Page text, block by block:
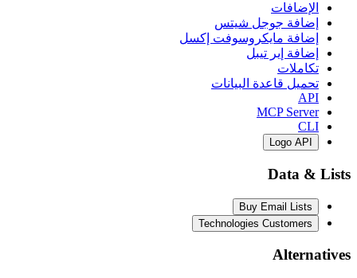
الإضافات
إضافة جوجل شيتس
إضافة مايكروسوفت إكسل
إضافة إير تيبل
تكاملات
تحميل قاعدة البيانات
API
MCP Server
CLI
Logo API
Data & Lists
Buy Email Lists
Technologies Customers
Alternatives